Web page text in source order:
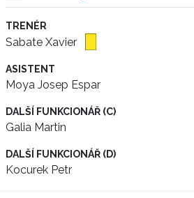
TRENÉR
Sabate Xavier
ASISTENT
Moya Josep Espar
DALŠÍ FUNKCIONÁŘ (C)
Galia Martin
DALŠÍ FUNKCIONÁŘ (D)
Kocurek Petr